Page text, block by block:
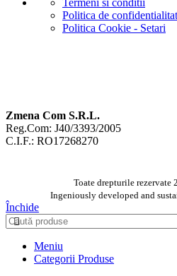
Termeni si conditii
Politica de
Politica Cookie - Setari
Zmena Com S.R.L.
Reg.Com: J40/3393/2005
C.I.F.: RO17268270
Toate drepturile rezervate
Ingeniously developed and
Închide
Meniu
Categorii Produse